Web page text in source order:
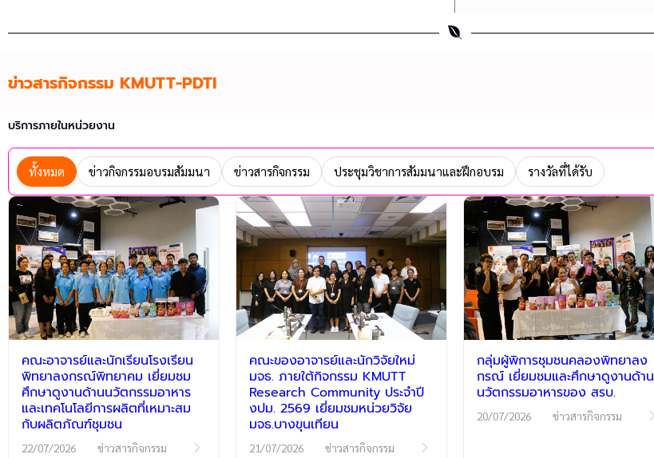
ข่าวสารกิจกรรม KMUTT-PDTI
บริการภายในหน่วยงาน
ทั้งหมด ข่าวกิจกรรมอบรมสัมมนา ข่าวสารกิจกรรม ประชุมวิชาการสัมมนาและฝึกอบรม รางวัลที่ได้รับ
คณะอาจารย์และนักเรียนโรงเรียน
พิทยาลงกรณ์พิทยาคม เยี่ยมชม
ศึกษาดูงานด้านนวัตกรรมอาหาร
และเทคโนโลยีการผลิตที่เหมาะสม
กับผลิตภัณฑ์ชุมชน
22/07/2026 ข่าวสารกิจกรรม
คณะของอาจารย์และนักวิจัยใหม่
มจธ. ภายใต้กิจกรรม KMUTT
Research Community ประจำปี
งปม. 2569 เยี่ยมชมหน่วยวิจัย
มจธ.บางขุนเทียน
21/07/2026 ข่าวสารกิจกรรม
กลุ่มผู้พิการชุมชนคลองพิทยาลง
กรณ์ เยี่ยมชมและศึกษาดูงานด้าน
นวัตกรรมอาหารของ สรบ.
20/07/2026 ข่าวสารกิจกรรม